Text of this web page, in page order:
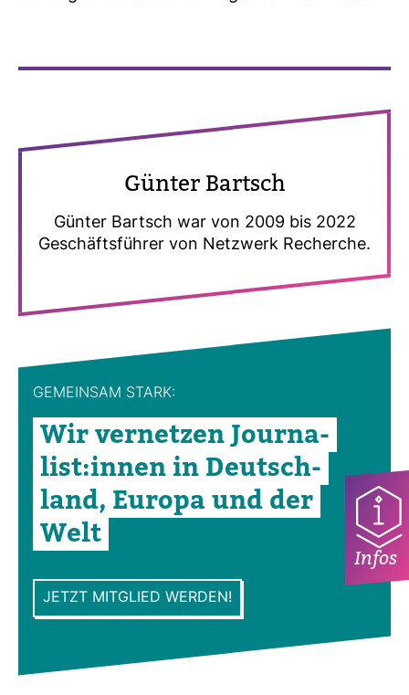
Infos
Günter Bartsch
Günter Bartsch war von 2009 bis 2022
Geschäfts­führer von Netz­werk Recherche.
GEMEINSAM STARK:
Wir ver­netzen Jour­na­
list:innen in Deutsch­
land, Europa und der
Welt
JETZT MITGLIED WERDEN!